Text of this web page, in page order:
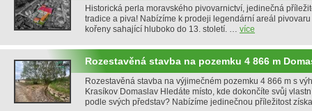
Historická perla moravského pivovarnictví, jedinečná
tradice a piva! Nabízíme k prodeji legendární areál pivovaru
kořeny sahající hluboko do 13. století. … více
Rozestavěná stavba na pozemku 4 866 m
Rozestavěná stavba na výjimečném pozemku 4 866 m s
Krasíkov Domaslav Hledáte místo, kde dokončíte svůj
podle svých představ? Nabízíme jedinečnou příležitost